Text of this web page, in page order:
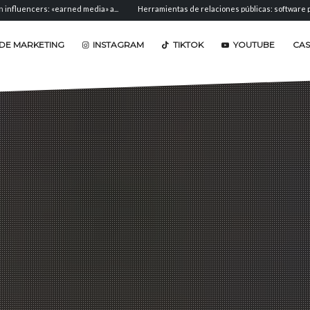
a... Herramientas de relaciones públicas: software para seguimiento,...
MARKETING INSTAGRAM TIKTOK YOUTUBE